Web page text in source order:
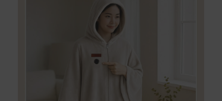
Samsung Wallet (原Samsung Pay)：須使用行動裝